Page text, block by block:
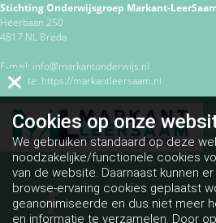
Stichting Onderwijsgroep Markant-
Heerbaan 250
4817 NL Breda
E-mail: info@markantonderwijs.nl
Website: https://markantleersaam.nl
Cookies oponze
We gebruiken standaard op deze
noodzakelijke/functionele cookies
van de website. Daarnaast kunnen
browse-ervaring cookies geplaatst
geanonimiseerde en dus niet meer
en informatie te verzamelen. Door